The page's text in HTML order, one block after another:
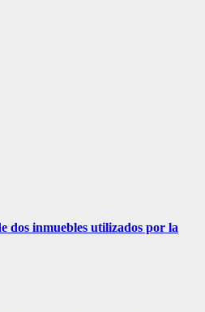
dos inmuebles utilizados por la